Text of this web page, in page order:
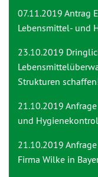
07.11.2019 Antrag
Lebensmittel- und
23.10.2019
Strukturen
21.10.2019 Anfrage
und
21.10.2019 Anfrage
Firma Wilke in